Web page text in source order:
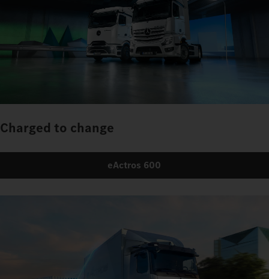
Charged to change
eActros 600